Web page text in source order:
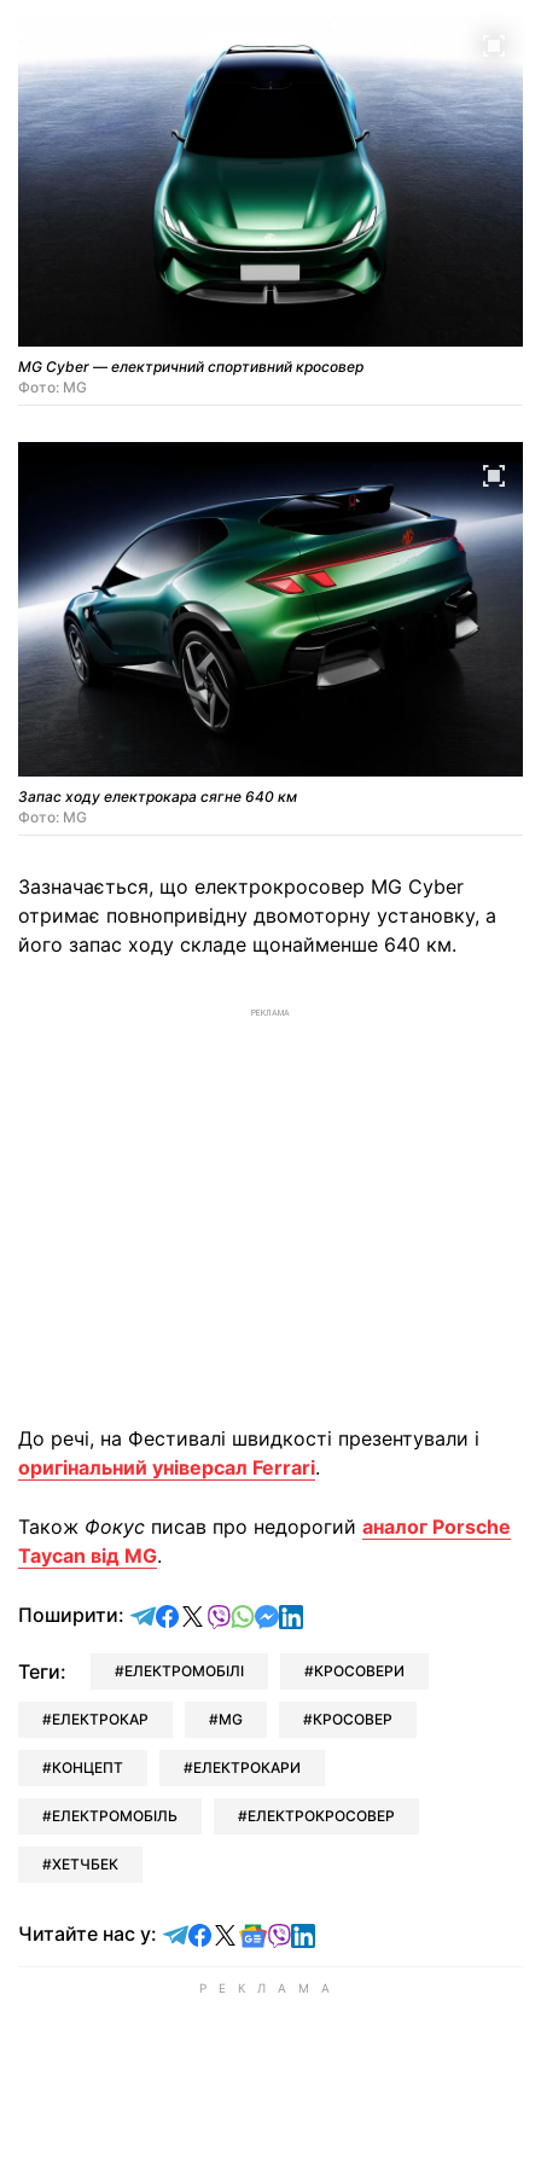
MG Cyber — електричний спортивний кросовер
Фото: MG
Запас ходу електрокара сягне 640 км
Фото: MG
Зазначається, що електрокросовер MG Cyber
отримає повнопривідну двомоторну установку, а
його запас ходу складе щонайменше 640 км.
РЕКЛАМА
До речі, на Фестивалі швидкості презентували і
оригінальний універсал Ferrari.
Також Фокус писав про недорогий аналог Porsche
Taycan від MG.
Поширити: відправити у Telegram
поділитись у Facebook
поділитись у X
відправити у Viber
відправити у Whatsapp
відправити у Messenger
відправити у LinkedIn
Теги: ЕЛЕКТРОМОБІЛІ КРОСОВЕРИ
ЕЛЕКТРОКАР MG КРОСОВЕР
КОНЦЕПТ ЕЛЕКТРОКАРИ
ЕЛЕКТРОМОБІЛЬ ЕЛЕКТРОКРОСОВЕР
ХЕТЧБЕК
Читайте нас у: Читайте у Telegram
Читайте у Facebook
Читайте у X
Читайте у Google news
Читайте у Viber
Читайте у LinkedIn